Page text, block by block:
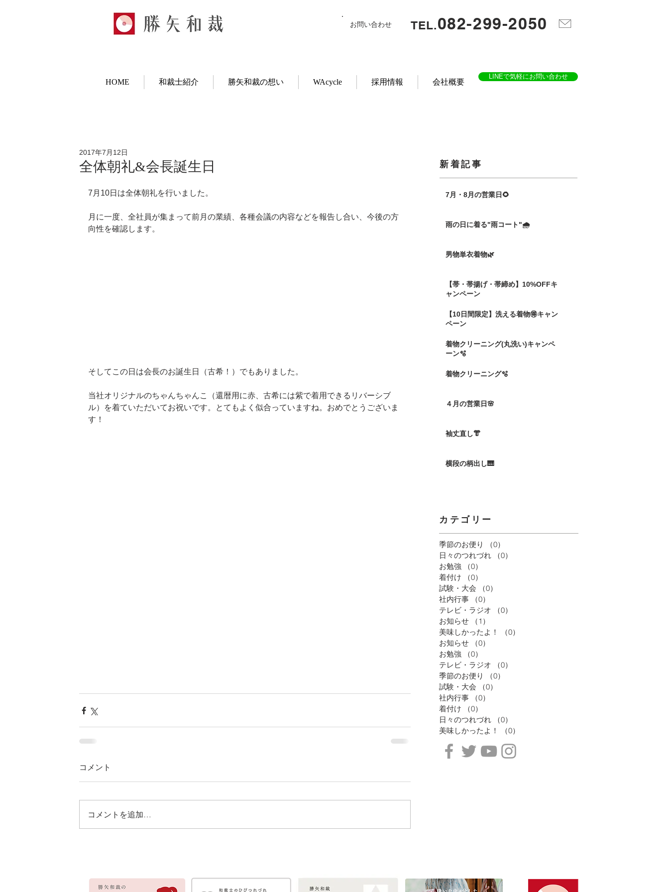
お問い合わせ TEL.082-299-2050
HOME 和裁士紹介 勝矢和裁の想い WAcycle 採用情報 会社概要
LINEで気軽にお問い合わせ
​新着記事
7月・8月の営業日🌻
雨の日に着る"雨コート"🌧️
男物単衣着物🌿
【帯・帯揚げ・帯締め】10%OFFキ
ャンペーン
【10日間限定】洗える着物🉐キャン
ペーン
着物クリーニング(丸洗い)キャンペ
ーン🫧
着物クリーニング🫧
４月の営業日🌸
袖丈直し👘
横段の柄出し🎹
カテゴリー
季節のお便り （0）
日々のつれづれ
（0）
お勉強
（0）
着付け
（0）
試験・大会
（0）
社内行事
（0）
テレビ・ラジオ
（0）
お知らせ
（1）
美味しかったよ！
（0）
お知らせ
（0）
お勉強
（0）
テレビ・ラジオ
（0）
季節のお便り
（0）
試験・大会
（0）
社内行事
（0）
着付け
（0）
日々のつれづれ
（0）
美味しかったよ！
（0）
全体朝礼&会長誕生日
2017年7月12日
7月10日は全体朝礼を行いました。
月に一度、全社員が集まって前月の業績、各種会議の内容などを報告し合い、今後の方
向性を確認します。
そしてこの日は会長のお誕生日（古希！）でもありました。
当社オリジナルのちゃんちゃんこ（還暦用に赤、古希には紫で着用できるリバーシブ
ル）を着ていただいてお祝いです。とてもよく似合っていますね。おめでとうございま
す！
コメント
コメントを追加…